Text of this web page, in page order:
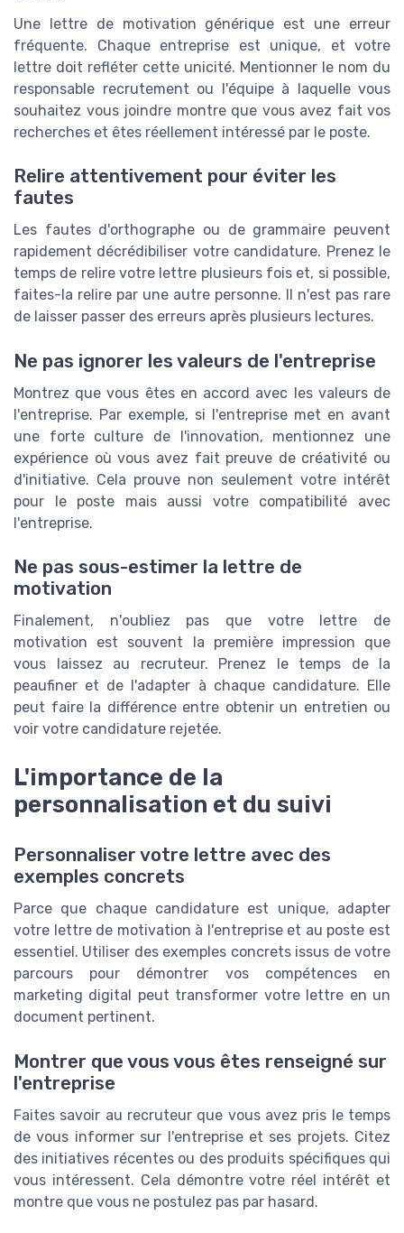
Une lettre de motivation générique est une erreur
fréquente. Chaque entreprise est unique, et votre
lettre doit refléter cette unicité. Mentionner le nom du
responsable recrutement ou l'équipe à laquelle vous
souhaitez vous joindre montre que vous avez fait vos
recherches et êtes réellement intéressé par le poste.
Relire attentivement pour éviter les
fautes
Les fautes d'orthographe ou de grammaire peuvent
rapidement décrédibiliser votre candidature. Prenez le
temps de relire votre lettre plusieurs fois et, si possible,
faites-la relire par une autre personne. Il n'est pas rare
de laisser passer des erreurs après plusieurs lectures.
Ne pas ignorer les valeurs de l'entreprise
Montrez que vous êtes en accord avec les valeurs de
l'entreprise. Par exemple, si l'entreprise met en avant
une forte culture de l'innovation, mentionnez une
expérience où vous avez fait preuve de créativité ou
d'initiative. Cela prouve non seulement votre intérêt
pour le poste mais aussi votre compatibilité avec
l'entreprise.
Ne pas sous-estimer la lettre de
motivation
Finalement, n'oubliez pas que votre lettre de
motivation est souvent la première impression que
vous laissez au recruteur. Prenez le temps de la
peaufiner et de l'adapter à chaque candidature. Elle
peut faire la différence entre obtenir un entretien ou
voir votre candidature rejetée.
L'importance de la
personnalisation et du suivi
Personnaliser votre lettre avec des
exemples concrets
Parce que chaque candidature est unique, adapter
votre lettre de motivation à l'entreprise et au poste est
essentiel. Utiliser des exemples concrets issus de votre
parcours pour démontrer vos compétences en
marketing digital peut transformer votre lettre en un
document pertinent.
Montrer que vous vous êtes renseigné sur
l'entreprise
Faites savoir au recruteur que vous avez pris le temps
de vous informer sur l'entreprise et ses projets. Citez
des initiatives récentes ou des produits spécifiques qui
vous intéressent. Cela démontre votre réel intérêt et
montre que vous ne postulez pas par hasard.